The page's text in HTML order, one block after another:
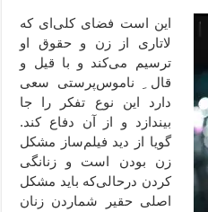
این است فضای کلی‌ای که
لاتاری از زن و حقوق او
ترسیم می‌کند و با قیل و
قال ِ ناموس‌پرستی سعی
دارد این نوع تفکر را جا
بیندازد و از آن دفاع کند.
گویا از دید فیلم‌ساز مشکل
زن بودن است و زنانگی
کردن درحالی‌که باید مشکل
اصلی حقیر شماردن زنان